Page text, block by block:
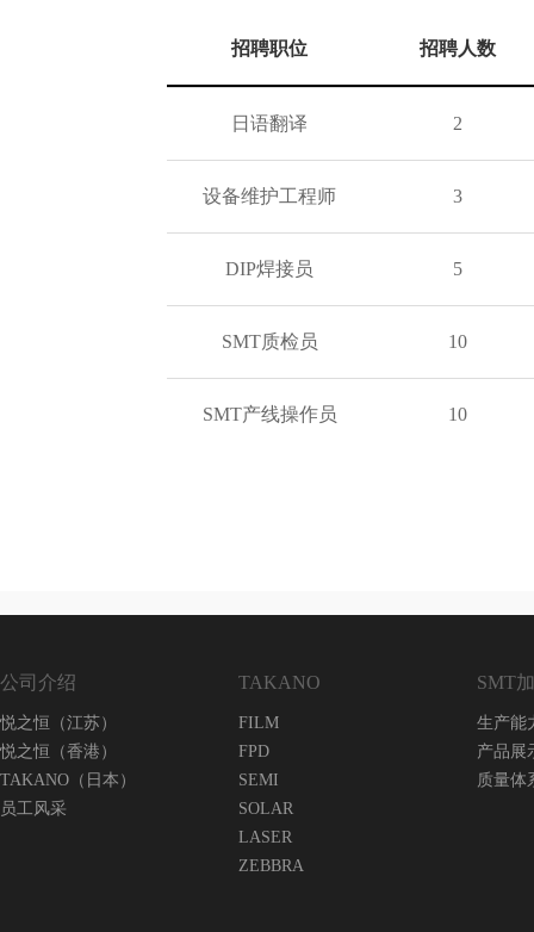
招聘职位 招聘人数
日语翻译 2
设备维护工程师 3
DIP焊接员 5
SMT质检员 10
SMT产线操作员 10
公司介绍
悦之恒（江苏）
悦之恒（香港）
TAKANO（日本）
员工风采
TAKANO
FILM
FPD
SEMI
SOLAR
LASER
ZEBBRA
SMT
生产能
产品展
质量体